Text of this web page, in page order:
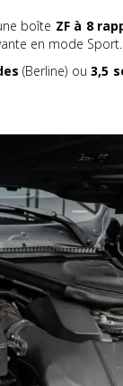
boîte ZF à 8
en mode Sport.
(Berline) ou3,5